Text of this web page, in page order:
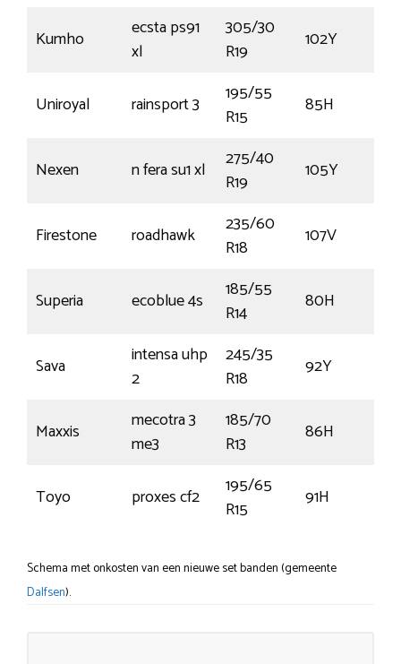
Kumho
ecsta ps91
xl
305/30
R19
102Y
Uniroyal rainsport 3
195/55
R15
85H
Nexen n fera su1 xl
275/40
R19
105Y
Firestone roadhawk
235/60
R18
107V
Superia ecoblue 4s
185/55
R14
80H
Sava
intensa uhp
2
245/35
R18
92Y
Maxxis
mecotra 3
me3
185/70
R13
86H
Toyo proxes cf2
195/65
R15
91H
Schema met onkosten van een nieuwe set banden (gemeente
Dalfsen).